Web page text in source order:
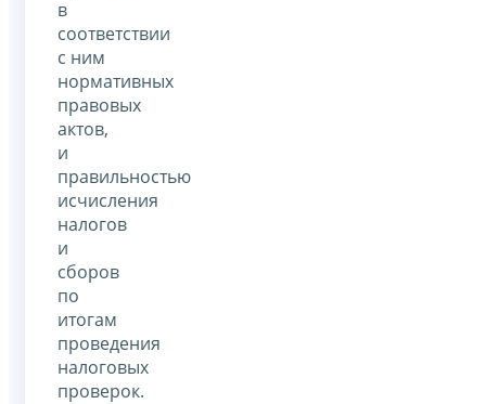
в
соответствии
с ним
нормативных
правовых
актов,
и
правильностью
исчисления
налогов
и
сборов
по
итогам
проведения
налоговых
проверок.